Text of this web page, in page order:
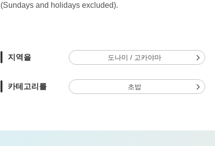
(Sundays and holidays excluded).
지역을 도나미 / 고카야마
카테고리를 초밥